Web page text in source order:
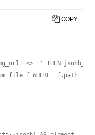
<> '' THEN
file f WHERE  f.path =
COPY